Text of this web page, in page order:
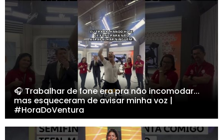
🎧 Trabalhar de fone era pra não incomodar...
mas esqueceram de avisar minha voz |
#HoraDoVentura